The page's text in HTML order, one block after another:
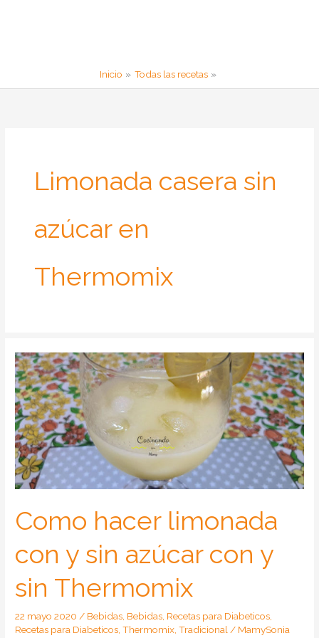
Inicio Todas las recetas
Limonada casera sin
azúcar en
Thermomix
Como hacer limonada
con y sin azúcar con y
sin Thermomix
22 mayo 2020/ Bebidas, Bebidas, Recetas para Diabeticos,
Recetas para Diabeticos,Thermomix,Tradicional/ MamySonia